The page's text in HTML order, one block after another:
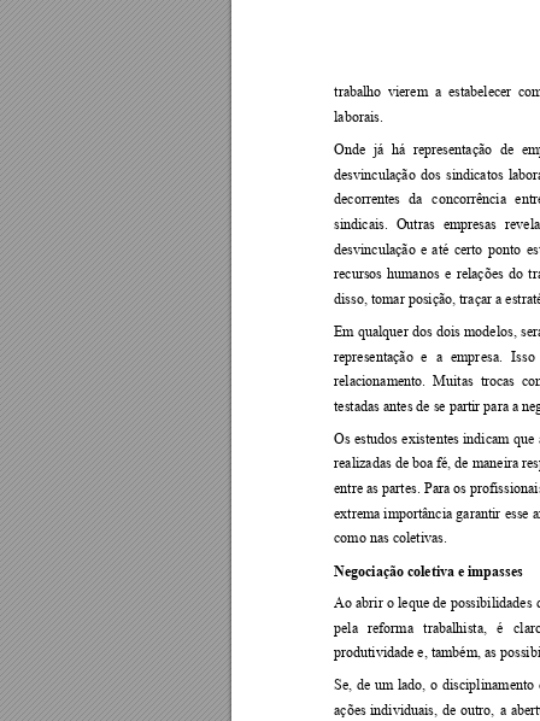
trabalho vierem  a estabelecer
laborais.
Onde já há representação de
desvinculação dos sindicatos
decorrentes da concorrência
sindicais. Outras empresas
desvinculação e até certo ponto
recursos humanos e relações do
disso, tomar posição, traçar a
Em qualquer dos dois modelos,
representação e a empresa.
Isso
relacionamento.  Muitas  trocas
testadas antes de se partir para a ne
Os estudos existentes indicam que
realizadas de boa fé, de maneira
entre as partes. Para os
extrema importância garantir esse
como nas coletivas.
Negociação coletiva e impasses
Ao abrir o leque de possibilidades
pela reforma trabalhista, é cl
produtividade e, também, as
Se, de um lado, o disciplinamento
ações individuais, de outro, a